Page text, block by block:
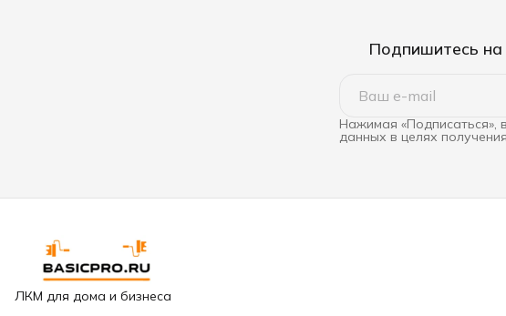
Подпишитесь на
Нажимая «Подписаться»,
данных в целях
ЛКМ для дома и бизнеса